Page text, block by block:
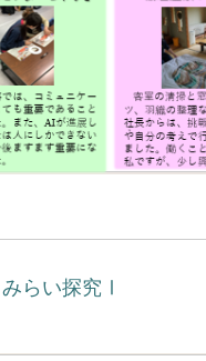
らい探究Ⅰ